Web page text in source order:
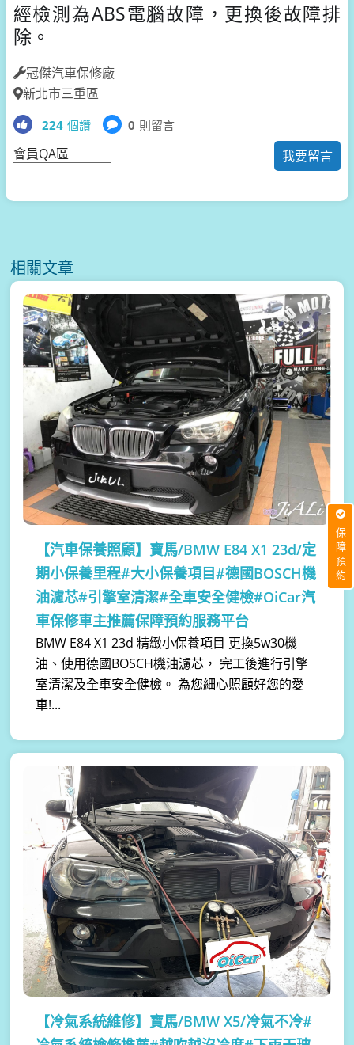
經檢測為ABS電腦故障，更換後故障排
除。
冠傑汽車保修廠
新北市三重區
224 個讚 0 則留言
我要留言
會員QA區
相關文章
【汽車保養照顧】 寶馬/BMW E84 X1 23d/定
期小保養里程#大小保養項目#德國BOSCH機
油濾芯#引擎室清潔#全車安全健檢#OiCar汽
車保修車主推薦保障預約服務平台
BMW E84 X1 23d 精緻小保養項目 更換5w30機
油、使用德國BOSCH機油濾芯， 完工後進行引擎
室清潔及全車安全健檢。 為您細心照顧好您的愛
車!...
【冷氣系統維修】 寶馬/BMW X5/冷氣不冷#
保障預約